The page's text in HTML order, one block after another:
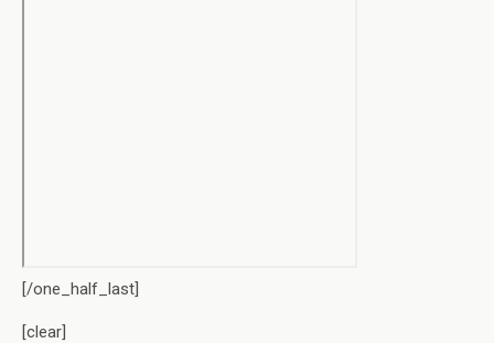
[/one_half_last]
[clear]